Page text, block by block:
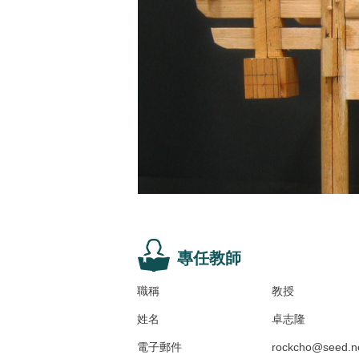
專任教師
職稱 教授
姓名 卓志隆
電子郵件